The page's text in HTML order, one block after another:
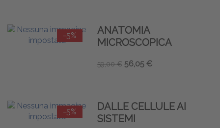
-5%
ANATOMIA
MICROSCOPICA
59,00 € 56,05 €
-5%
DALLE CELLULE AI
SISTEMI